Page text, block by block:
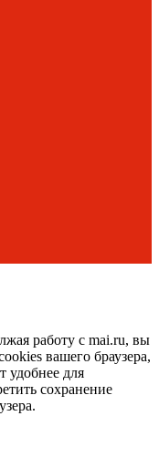
работу с mai.ru, вы
вашего браузера,
удобнее для
сохранение